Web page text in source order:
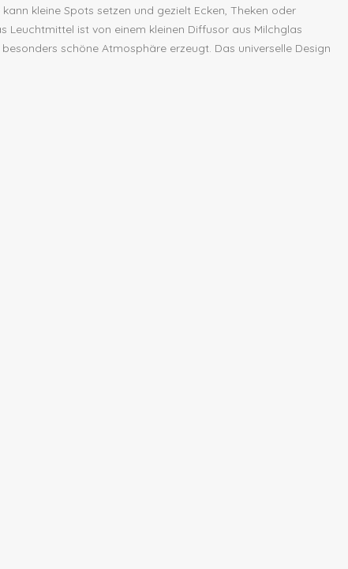
kleine Spots setzen und gezielt Ecken, Theken oder
Leuchtmittel ist von einem kleinen Diffusor aus Milchglas
schöne Atmosphäre erzeugt. Das universelle Design